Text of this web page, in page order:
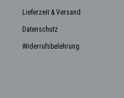
Lieferzeit & Versand
Datenschutz
Widerrufsbelehrung